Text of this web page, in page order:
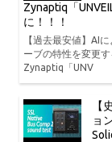
Zynaptiq「
に！！！
【過去最安値】AI
ーブの特性を変更
Zynaptiq「UNV
【
ョ